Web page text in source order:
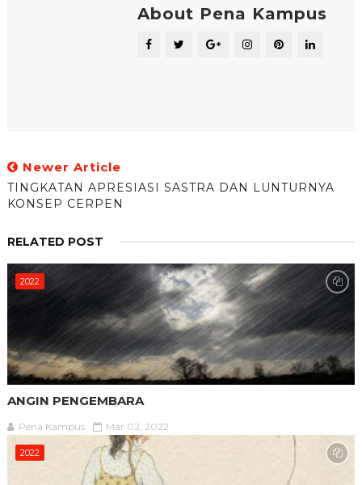
About Pena Kampus
Newer Article
TINGKATAN APRESIASI SASTRA DAN LUNTURNYA
KONSEP CERPEN
RELATED POST
2022
ANGIN PENGEMBARA
Pena Kampus Mar 02, 2022
2022